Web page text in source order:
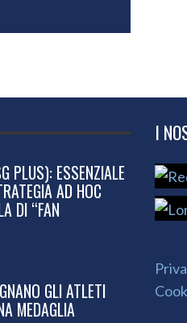
PLUS): ESSENZIALE
AD HOC
DI “FAN
GLI ATLETI
MEDAGLIA
I